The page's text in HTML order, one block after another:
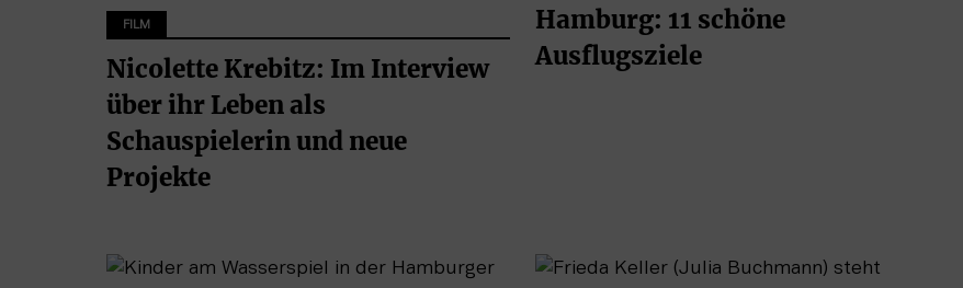
FILM
Nicolette Krebitz: Im Interview
über ihr Leben als
Schauspielerin und neue
Projekte
Hamburg: 11 schöne
Ausflugsziele